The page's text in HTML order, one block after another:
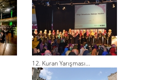
12. Kuran Yarışması...